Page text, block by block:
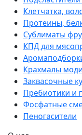
Клетчатка,
Протеины,
Сублиматы
КПД для
Крахмалы
Заквасочные
Пребиотики и
Фосфатные
Пеногасители